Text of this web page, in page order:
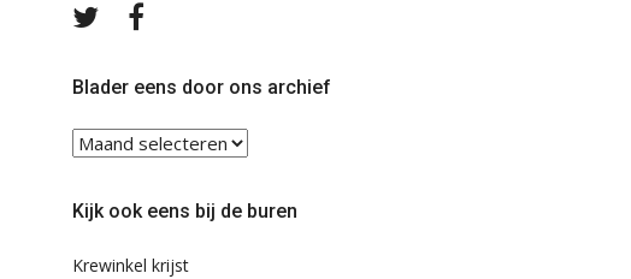
Volg
TwitterFacebook
Blader eens door ons archief
Blader
eens
ons
Kijk ook eens bij de buren
Krewinkel krijst